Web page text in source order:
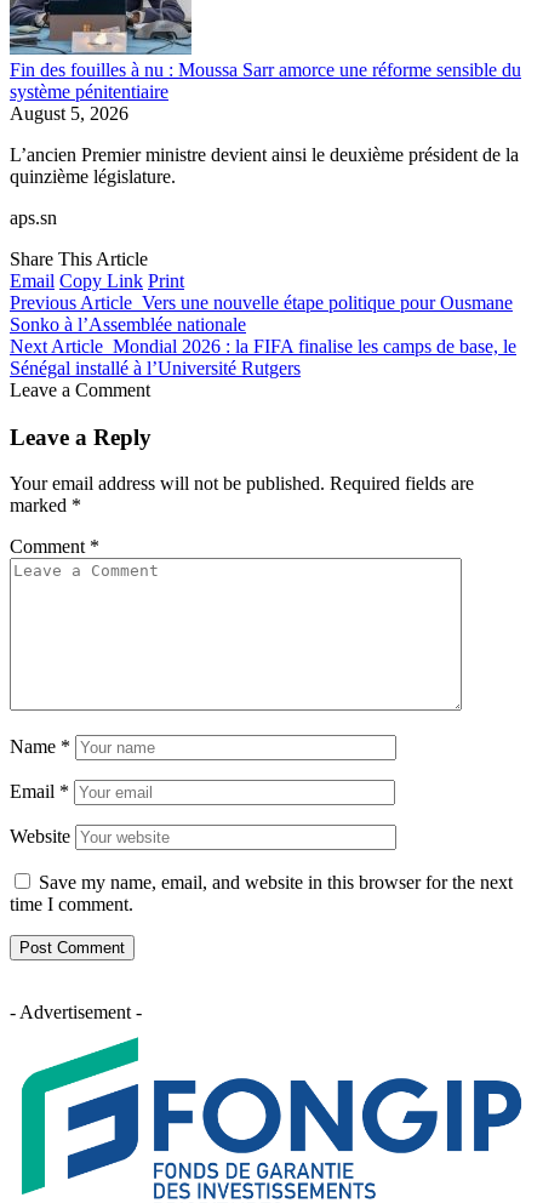
Fin des fouilles à nu : Moussa Sarr amorce une réforme sensible du
système pénitentiaire
August 5, 2026
L’ancien Premier ministre devient ainsi le deuxième président de la
quinzième législature.
aps.sn
Share This Article
Email Copy Link Print
Previous Article Vers une nouvelle étape politique pour Ousmane
Sonko à l’Assemblée nationale
Next Article ‎Mondial 2026 : la FIFA finalise les camps de base, le
Sénégal installé à l’Université Rutgers
Leave a Comment
Leave a Reply
Your email address will not be published. Required fields are
marked *
Comment *
Name *
Email *
Website
Save my name, email, and website in this browser for the next
time I comment.
- Advertisement -